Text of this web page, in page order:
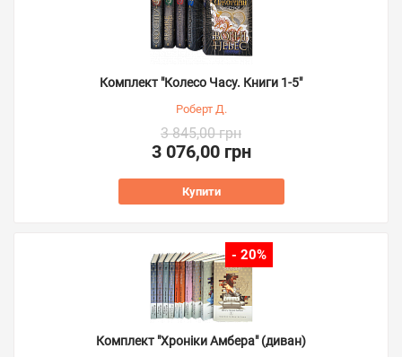
Комплект "Колесо Часу. Книги 1-5"
Роберт Д.
3 845,00 грн
3 076,00 грн
Купити
- 20%
Комплект "Хроніки Амбера" (диван)